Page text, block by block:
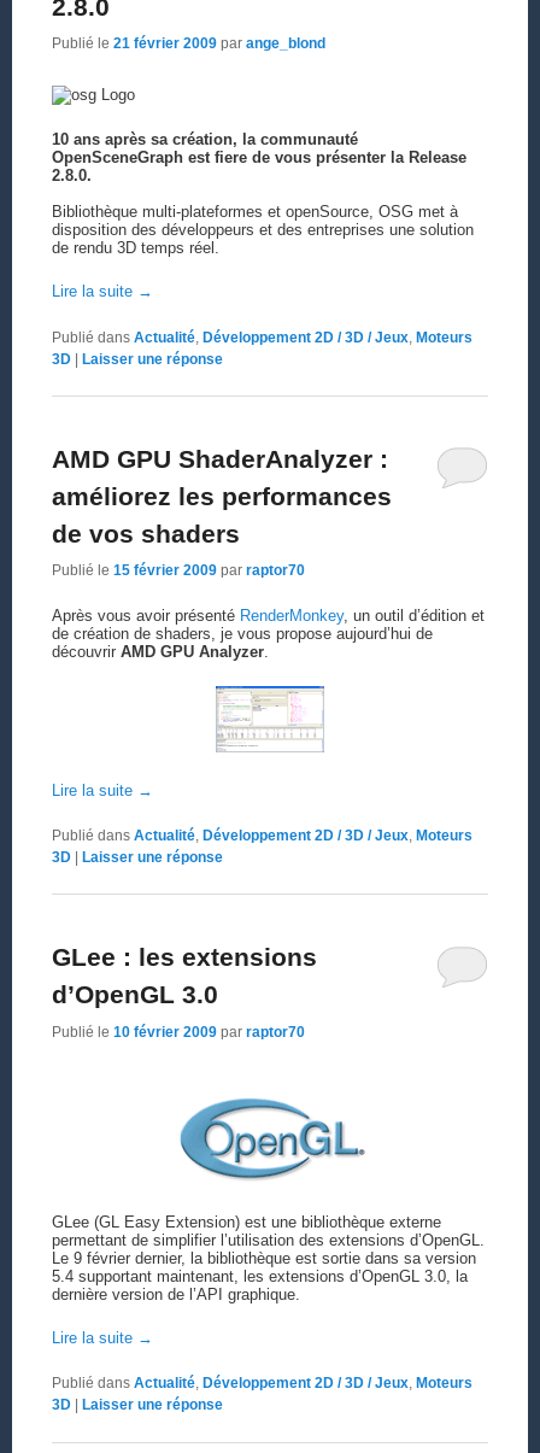
2.8.0
Publié le 21 février 2009 par ange_blond
10 ans après sa création, la communauté
OpenSceneGraph est fiere de vous présenter la Release
2.8.0.
Bibliothèque multi-plateformes et openSource, OSG met à
disposition des développeurs et des entreprises une solution
de rendu 3D temps réel.
Lire la suite →
Publié dans Actualité, Développement 2D / 3D / Jeux, Moteurs
3D | Laisser une réponse
AMD GPU ShaderAnalyzer :
améliorez les performances
de vos shaders
Publié le 15 février 2009 par raptor70
Après vous avoir présenté RenderMonkey, un outil d’édition et
de création de shaders, je vous propose aujourd’hui de
découvrir AMD GPU Analyzer.
Lire la suite →
Publié dans Actualité, Développement 2D / 3D / Jeux, Moteurs
3D
Laisser une réponse
GLee : les extensions
d’OpenGL 3.0
Publié le 10 février 2009 par raptor70
GLee (GL Easy Extension) est une bibliothèque externe
permettant de simplifier l’utilisation des extensions d’OpenGL.
Le 9 février dernier, la bibliothèque est sortie dans sa version
5.4 supportant maintenant, les extensions d’OpenGL 3.0, la
dernière version de l’API graphique.
Lire la suite →
Publié dans Actualité, Développement 2D / 3D / Jeux, Moteurs
3D
Laisser une réponse